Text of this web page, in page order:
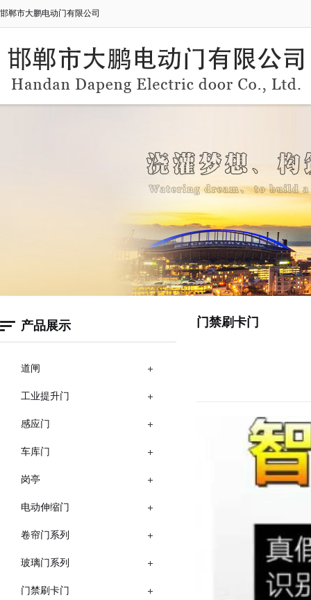
邯郸市大鹏电动门有限公司
产品展示
道闸
工业提升门
感应门
车库门
岗亭
电动伸缩门
卷帘门系列
玻璃门系列
门禁刷卡门
门禁刷卡门